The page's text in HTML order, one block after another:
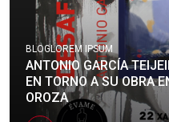
BLOGLOREM IPSUM
ANTONIO GARCÍA
EN TORNO A SU OBRA
OROZA